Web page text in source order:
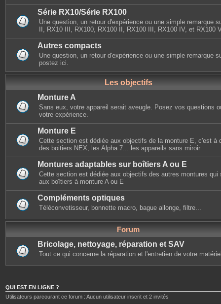
Série RX10/Série RX100
Une question, un retour d'expérience ou une simple remarque
II, RX10 III, RX100, RX100 II, RX100 III, RX100 IV, et RX100
Autres compacts
Une question, un retour d'expérience ou une simple remarque
postez ici.
Les objectifs
Monture A
Sans eux, votre appareil serait aveugle. Posez vos questions
votre expérience.
Monture E
Cette section est dédiée aux objectifs de la monture E, c'est à
des boitiers NEX, les Alpha 7... les appareils sans miroir
Montures adaptables sur boîtiers A ou E
Cette section est dédiée aux objectifs des autres montures qui
aux boîtiers à monture A ou E
Compléments optiques
Téléconvetisseur, bonnette macro, bague allonge, filtre...
Forum
Bricolage, nettoyage, réparation et SAV
Tout ce qui concerne la réparation et l'entretien de votre
QUI EST EN LIGNE ?
Utilisateurs parcourant ce forum : Aucun utilisateur inscrit et 2 invités